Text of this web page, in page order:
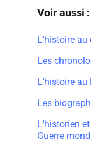
Voir aussi :
L’histoire au
Les
L’histoire au
Les
L'historien
Guerre